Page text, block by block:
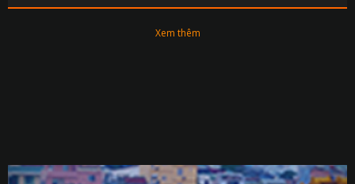
Xem thêm